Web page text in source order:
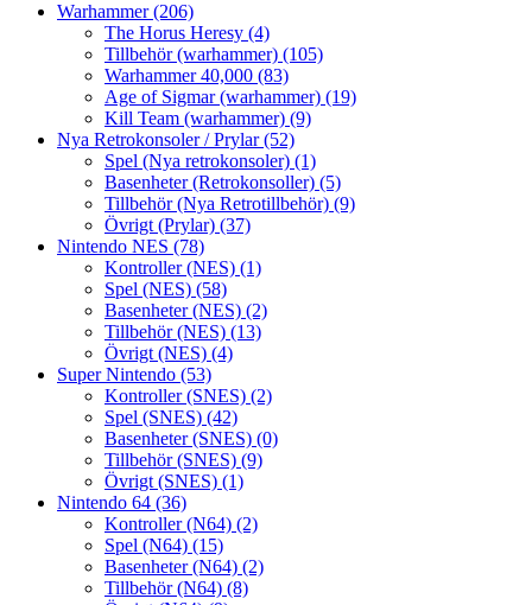
Warhammer(206)
The Horus Heresy (4)
Tillbehör (warhammer) (105)
Warhammer 40,000 (83)
Age of Sigmar (warhammer) (19)
Kill Team (warhammer) (9)
Nya Retrokonsoler / Prylar(52)
Spel (Nya retrokonsoler) (1)
Basenheter (Retrokonsoller) (5)
Tillbehör (Nya Retrotillbehör) (9)
Övrigt (Prylar) (37)
Nintendo NES (78)
Kontroller (NES) (1)
Spel (NES) (58)
Basenheter (NES) (2)
Tillbehör (NES) (13)
Övrigt (NES) (4)
Super Nintendo (53)
Kontroller (SNES) (2)
Spel (SNES) (42)
Basenheter (SNES) (0)
Tillbehör (SNES) (9)
Övrigt (SNES) (1)
Nintendo 64 (36)
Kontroller (N64) (2)
Spel (N64) (15)
Basenheter (N64) (2)
Tillbehör (N64) (8)